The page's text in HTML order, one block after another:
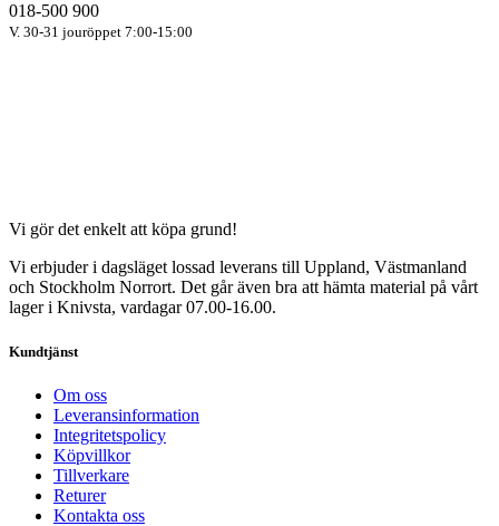
018-500 900
V. 30-31 jouröppet 7:00-15:00
Vi gör det enkelt att köpa grund!
Vi erbjuder i dagsläget lossad leverans till Uppland, Västmanland
och Stockholm Norrort. Det går även bra att hämta material på vårt
lager i Knivsta, vardagar 07.00-16.00.
Kundtjänst
Om oss
Leveransinformation
Integritetspolicy
Köpvillkor
Tillverkare
Returer
Kontakta oss